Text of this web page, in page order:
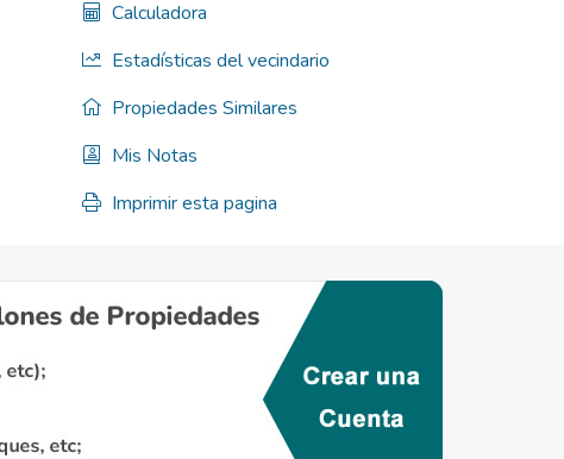
Calculadora
Estadísticas del vecindario
Propiedades Similares
Mis Notas
Imprimir esta pagina